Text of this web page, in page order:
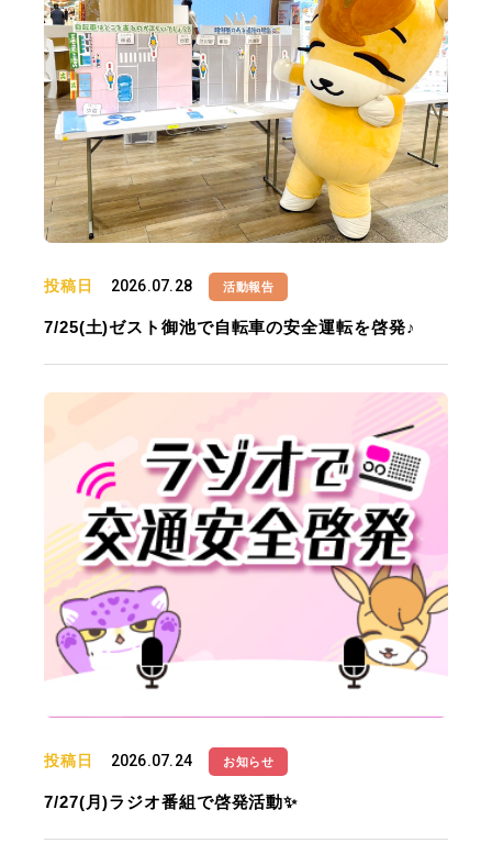
投稿日 2026.07.28 活動報告
7/25(土)ゼスト御池で自転車の安全運転を啓発♪
投稿日 2026.07.24 お知らせ
7/27(月)ラジオ番組で啓発活動✨